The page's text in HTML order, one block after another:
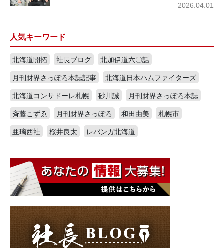
2026.04.01
人気キーワード
北海道開拓 社長ブログ
北加伊道六〇話
月刊財界さっぽろ本誌記事
北海道日本ハムファイターズ
北海道コンサドーレ札幌
砂川誠
月刊財界さっぽろ本誌
斉藤こずゑ
月刊財界さっぽろ 和田由美
札幌市
亜璃西社
桜井良太 レバンガ北海道